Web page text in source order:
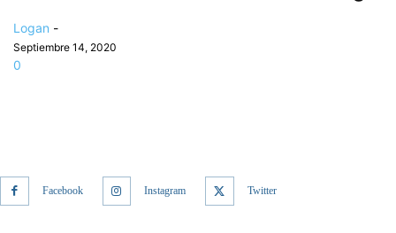
Logan -
Septiembre 14, 2020
0
Facebook Instagram Twitter